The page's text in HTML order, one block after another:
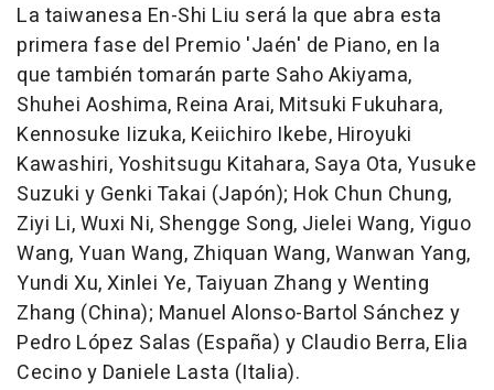
La taiwanesa En-Shi Liu será la que abra esta
primera fase del Premio 'Jaén' de Piano, en la
que también tomarán parte Saho Akiyama,
Shuhei Aoshima, Reina Arai, Mitsuki Fukuhara,
Kennosuke Iizuka, Keiichiro Ikebe, Hiroyuki
Kawashiri, Yoshitsugu Kitahara, Saya Ota, Yusuke
Suzuki y Genki Takai (Japón); Hok Chun Chung,
Ziyi Li, Wuxi Ni, Shengge Song, Jielei Wang, Yiguo
Wang, Yuan Wang, Zhiquan Wang, Wanwan Yang,
Yundi Xu, Xinlei Ye, Taiyuan Zhang y Wenting
Zhang (China); Manuel Alonso-Bartol Sánchez y
Pedro López Salas (España) y Claudio Berra, Elia
Cecino y Daniele Lasta (Italia).